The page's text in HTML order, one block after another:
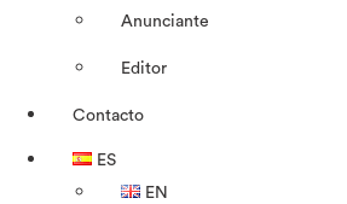
Anunciante
Editor
Contacto
ES
EN